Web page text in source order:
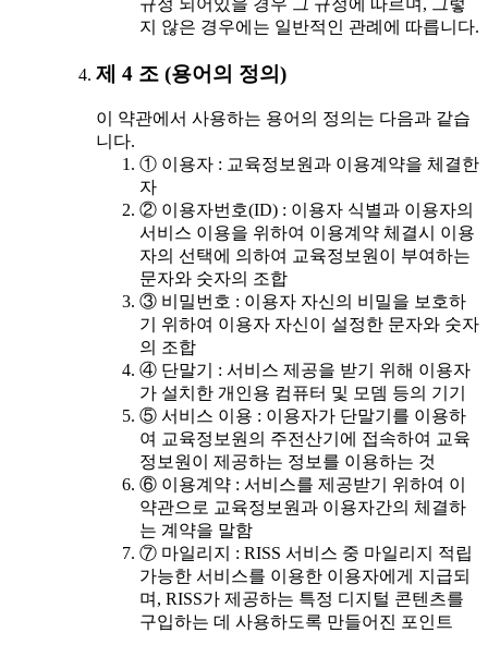
규정 되어있을 경우 그 규정에 따르며, 그렇
지 않은 경우에는 일반적인 관례에 따릅니다.
제 4 조 (용어의 정의)
이 약관에서 사용하는 용어의 정의는 다음과 같습
니다.
① 이용자 : 교육정보원과 이용계약을 체결한
자
② 이용자번호(ID) : 이용자 식별과 이용자의
서비스 이용을 위하여 이용계약 체결시 이용
자의 선택에 의하여 교육정보원이 부여하는
문자와 숫자의 조합
③ 비밀번호 : 이용자 자신의 비밀을 보호하
기 위하여 이용자 자신이 설정한 문자와 숫자
의 조합
④ 단말기 : 서비스 제공을 받기 위해 이용자
가 설치한 개인용 컴퓨터 및 모뎀 등의 기기
⑤ 서비스 이용 : 이용자가 단말기를 이용하
여 교육정보원의 주전산기에 접속하여 교육
정보원이 제공하는 정보를 이용하는 것
⑥ 이용계약 : 서비스를 제공받기 위하여 이
약관으로 교육정보원과 이용자간의 체결하
는 계약을 말함
⑦ 마일리지 : RISS 서비스 중 마일리지 적립
가능한 서비스를 이용한 이용자에게 지급되
며, RISS가 제공하는 특정 디지털 콘텐츠를
구입하는 데 사용하도록 만들어진 포인트